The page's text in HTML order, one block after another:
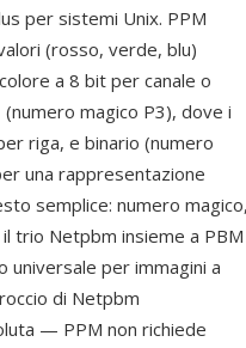
per sistemi Unix. PPM
(rosso, verde, blu)
a 8 bit per canale o
magico P3), dove i
riga, e binario (numero
una rappresentazione
semplice: numero magico,
trio Netpbm insieme a PBM
universale per immagini a
di Netpbm
— PPM non richiede